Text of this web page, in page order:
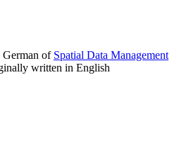
German of Spatial Data Management
written in English